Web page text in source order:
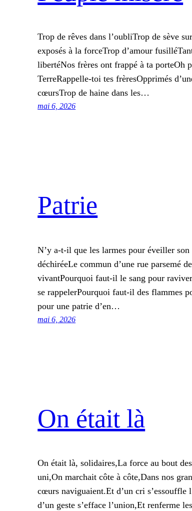
Trop de rêves dans l’oubliTrop de sève
exposés à la forceTrop d’amour
libertéNos frères ont frappé à ta porteOh
TerreRappelle-toi tes frèresOpprimés
cœursTrop de haine dans les…
mai 6, 2026
Patrie
N’y a-t-il que les larmes pour éveiller
déchiréeLe commun d’une rue parsemé
vivantPourquoi faut-il le sang pour
se rappelerPourquoi faut-il des flammes
pour une patrie d’en…
mai 6, 2026
On était là
On était là, solidaires,La force au bout
uni,On marchait côte à côte,Dans nos
cœurs naviguaient.Et d’un cri s’essouffle
d’un geste s’efface l’union,Et renferme